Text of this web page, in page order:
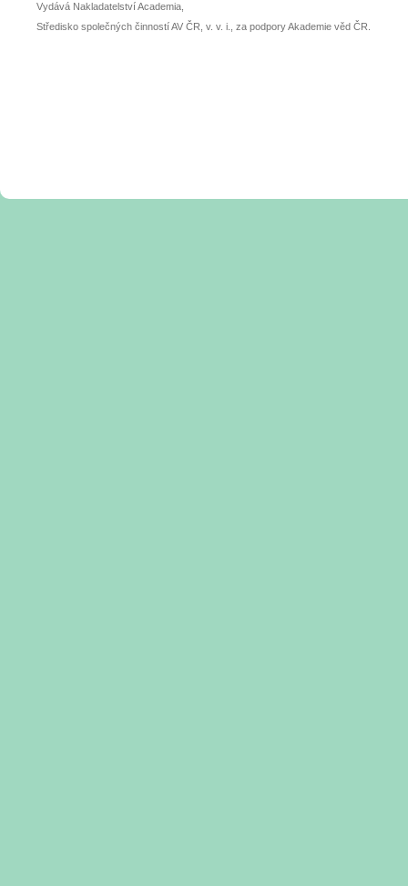
Vydává Nakladatelství Academia,
Středisko společných činností AV ČR, v. v. i., za podpory Akademie věd ČR.